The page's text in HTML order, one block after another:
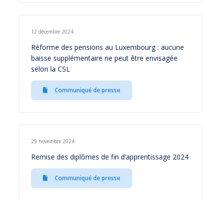
12 décembre 2024
Réforme des pensions au Luxembourg : aucune
baisse supplémentaire ne peut être envisagée
selon la CSL
Communiqué de presse
29 novembre 2024
Remise des diplômes de fin d’apprentissage 2024
Communiqué de presse